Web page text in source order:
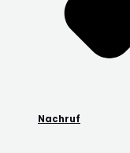
Nachruf